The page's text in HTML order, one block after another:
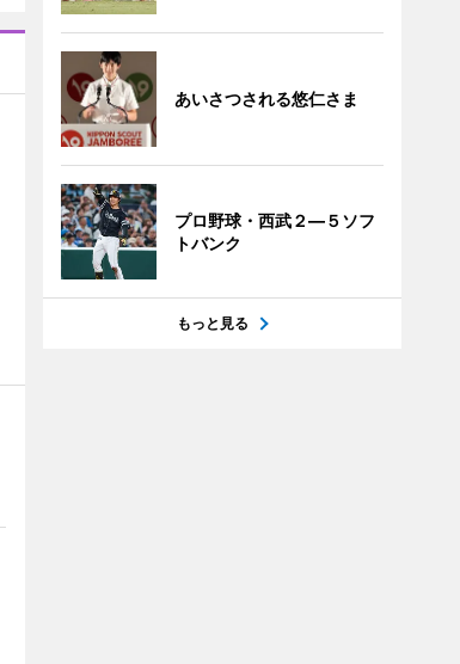
あいさつされる悠仁さま
プロ野球・西武２―５ソフ
トバンク
もっと見る